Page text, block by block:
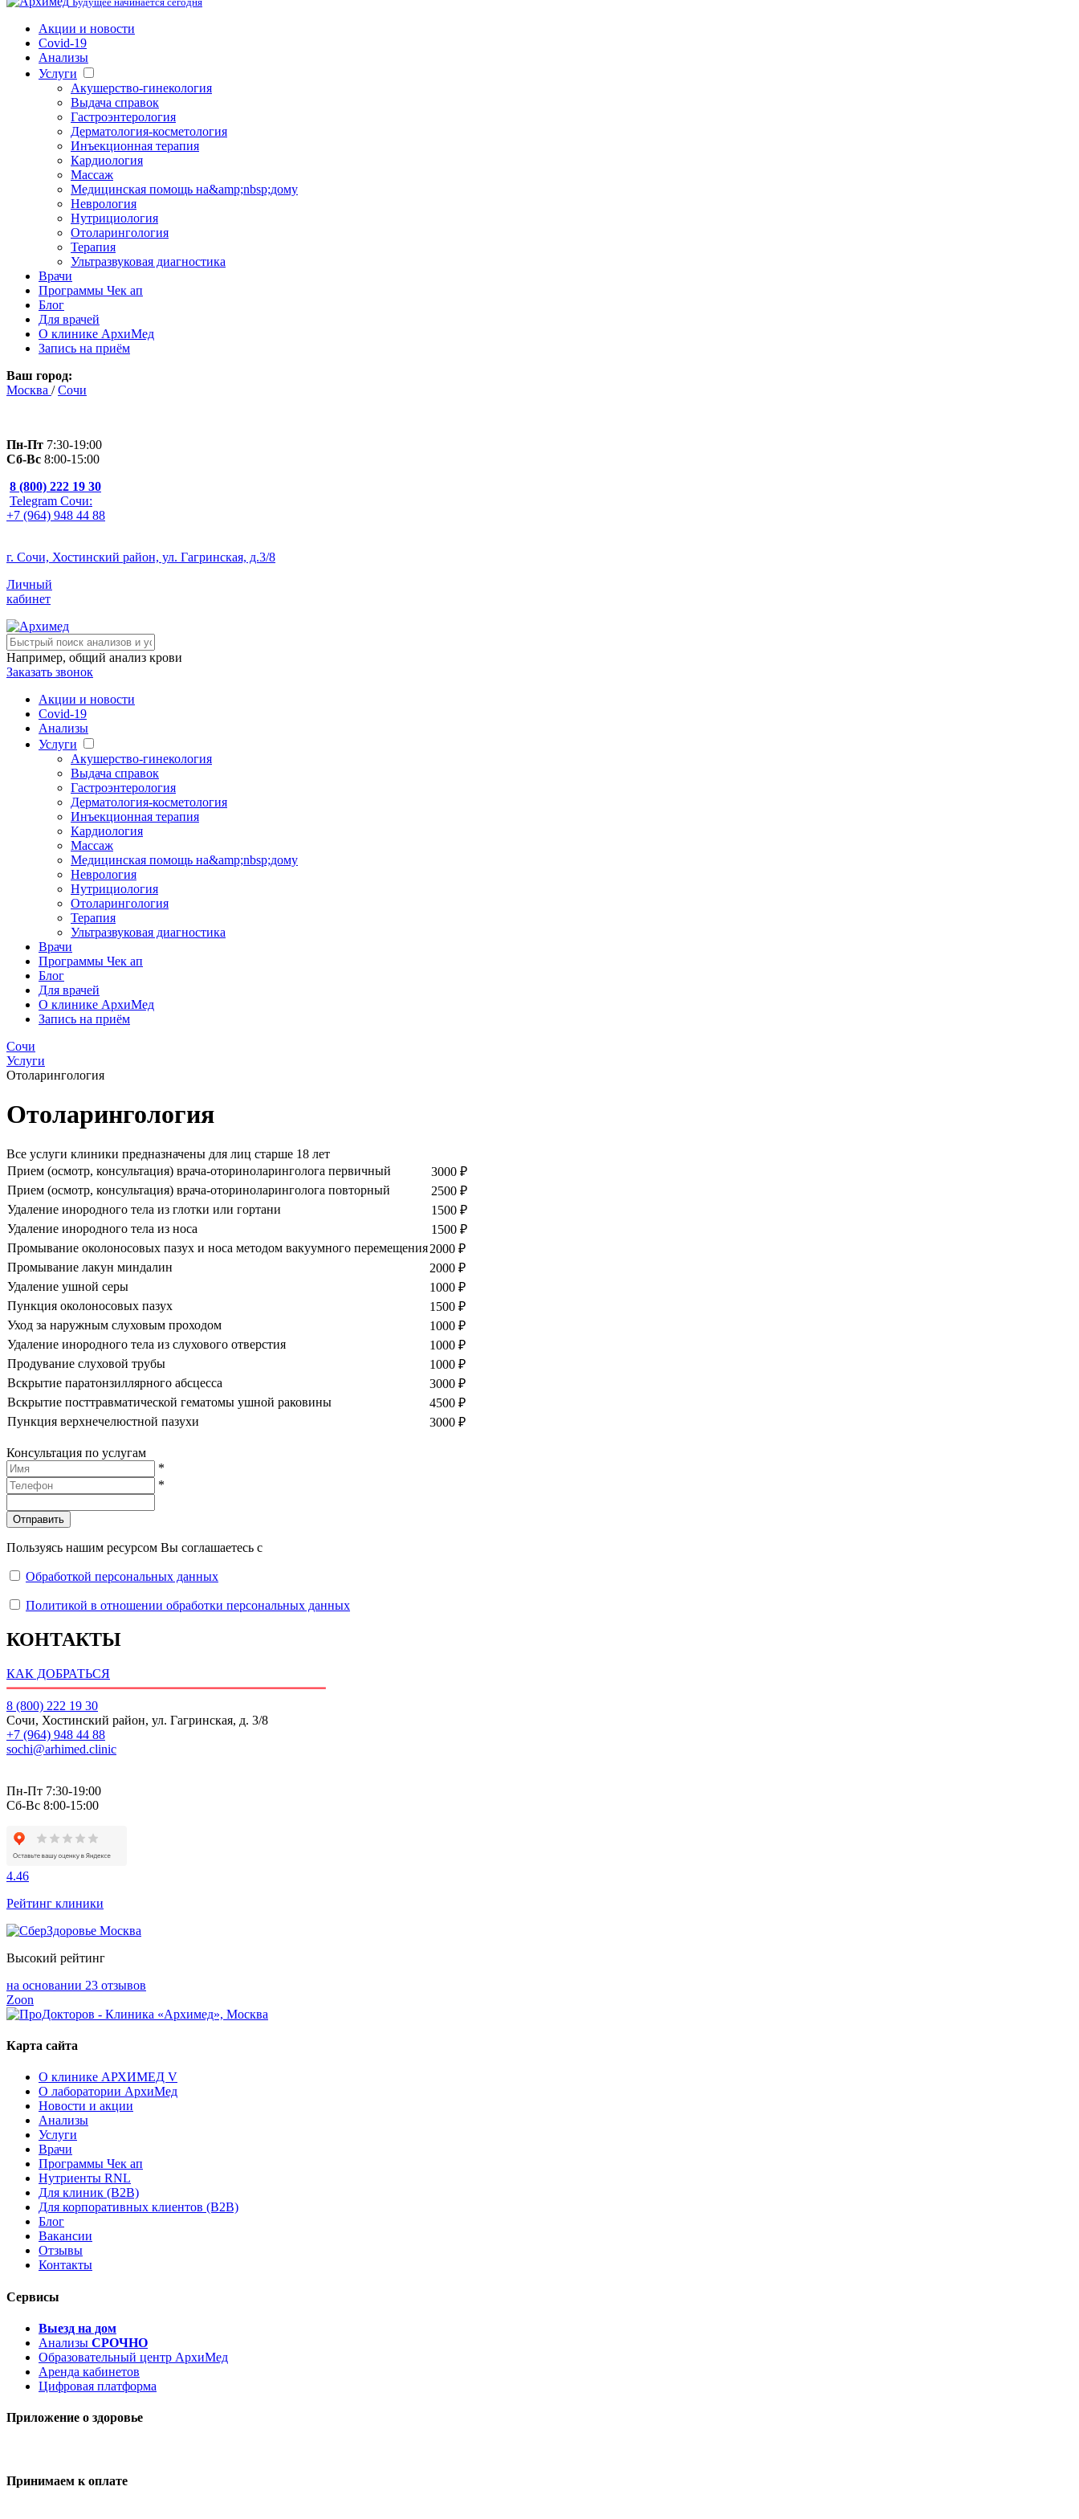
Акции и новости
Covid-19
Анализы
Услуги
Акушерство-гинекология
Выдача справок
Гастроэнтерология
Дерматология-косметология
Инъекционная терапия
Кардиология
Массаж
Медицинская помощь на&amp;nbsp;дому
Неврология
Нутрициология
Отоларингология
Терапия
Ультразвуковая диагностика
Врачи
Программы Чек ап
Блог
Для врачей
О клинике АрхиМед
Запись на приём
Ваш город:
Москва /Сочи
Пн-Пт 7:30-19:00
Сб-Вс 8:00-15:00
8 (800) 222 19 30
Telegram Сочи:
+7 (964) 948 44 88
г. Сочи, Хостинский район, ул. Гагринская, д.3/8
Личный
кабинет
Например, общий анализ крови
Заказать звонок
Акции и новости
Covid-19
Анализы
Услуги
Акушерство-гинекология
Выдача справок
Гастроэнтерология
Дерматология-косметология
Инъекционная терапия
Кардиология
Массаж
Медицинская помощь на&amp;nbsp;дому
Неврология
Нутрициология
Отоларингология
Терапия
Ультразвуковая диагностика
Врачи
Программы Чек ап
Блог
Для врачей
О клинике АрхиМед
Запись на приём
Сочи
Услуги
Отоларингология
Отоларингология
Все услуги клиники предназначены для лиц старше 18 лет
Прием (осмотр, консультация) врача-оториноларинголога первичный
3000 ₽
Прием (осмотр, консультация) врача-оториноларинголога повторный
2500 ₽
Удаление инородного тела из глотки или гортани
1500 ₽
Удаление инородного тела из носа
1500 ₽
Промывание околоносовых пазух и носа методом вакуумного перемещения2000 ₽
Промывание лакун миндалин
2000 ₽
Удаление ушной серы
1000 ₽
Пункция околоносовых пазух
1500 ₽
Уход за наружным слуховым проходом
1000 ₽
Удаление инородного тела из слухового отверстия
1000 ₽
Продувание слуховой трубы
1000 ₽
Вскрытие паратонзиллярного абсцесса
3000 ₽
Вскрытие посттравматической гематомы ушной раковины
4500 ₽
Пункция верхнечелюстной пазухи
3000 ₽
Консультация по услугам
*
*
Отправить
Пользуясь нашим ресурсом Вы соглашаетесь с
Обработкой персональных данных
Политикой в отношении обработки персональных данных
КОНТАКТЫ
КАК ДОБРАТЬСЯ
8 (800) 222 19 30
Сочи, Хостинский район, ул. Гагринская, д. 3/8
+7 (964) 948 44 88
sochi@arhimed.clinic
Пн-Пт 7:30-19:00
Сб-Вс 8:00-15:00
4.46
Рейтинг клиники
Высокий рейтинг
на основании 23 отзывов
Zoon
Карта сайта
О клинике АРХИМЕД V
О лаборатории АрхиМед
Новости и акции
Анализы
Услуги
Врачи
Программы Чек ап
Нутриенты RNL
Для клиник (B2B)
Для корпоративных клиентов (B2B)
Блог
Вакансии
Отзывы
Контакты
Сервисы
Выезд на дом
Анализы СРОЧНО
Образовательный центр АрхиМед
Аренда кабинетов
Цифровая платформа
Приложение о здоровье
Принимаем к оплате